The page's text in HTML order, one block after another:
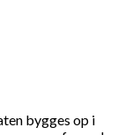
bygges op i